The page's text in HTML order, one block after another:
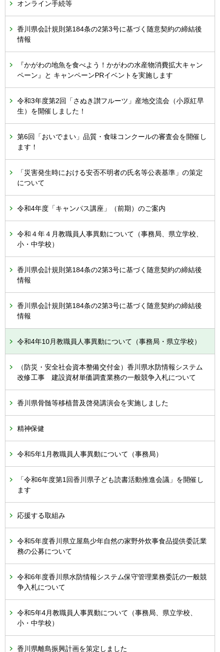
オンライン手続等
香川県会計規則第184条の2第3号に基づく随意契約の締結後
情報
『かがわの地魚を食べよう！かがわの水産物消費拡大キャン
ペーン』と キャンペーンPRイベントを実施します
令和3年度第2回「さぬき讃フルーツ」産地交流会（小原紅早
生）を開催しました！
第6回「おいでまい」品質・食味コンクールの審査会を開催し
ます！
「災害発生時における安否不明者の氏名等公表基準」の策定
について
令和4年度「キャンパス講座」（前期）のご案内
令和４年４月教職員人事異動について（事務局、県立学校、
小・中学校）
香川県会計規則第184条の2第3号に基づく随意契約の締結後
情報
香川県会計規則第184条の2第3号に基づく随意契約の締結後
情報
令和4年10月教職員人事異動について（事務局・県立学校）
（防災・安全社会資本整備交付金）香川県水防情報システム
改修工事 建設資材単価調査業務の一般競争入札について
香川県骨髄等移植普及啓発講演会を実施しました
精神保健
令和5年1月教職員人事異動について（事務局）
「令和6年度第1回香川県子ども読書活動推進会議」を開催し
ます
応援する取組み
令和5年度香川県立屋島少年自然の家野外炊事食品提供委託業
務の公募について
令和6年度香川県水防情報システム保守管理業務委託の一般競
争入札について
令和5年4月教職員人事異動について（事務局、県立学校、
小・中学校）
香川県離島振興計画を策定しました